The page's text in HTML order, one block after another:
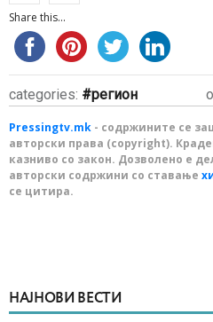
Share this...
categories: регион
Pressingtv.mk - содржините се
авторски права (copyright).
казниво со закон. Дозволено е
авторски содржини со ставање
се цитира.
НАЈНОВИ ВЕСТИ